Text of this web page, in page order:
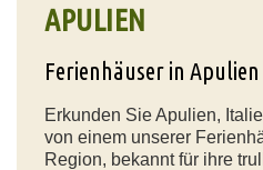
APULIEN
Ferienhäuser in Apulien
Erkunden Sie Apulien,
von einem unserer
Region, bekannt für ihre